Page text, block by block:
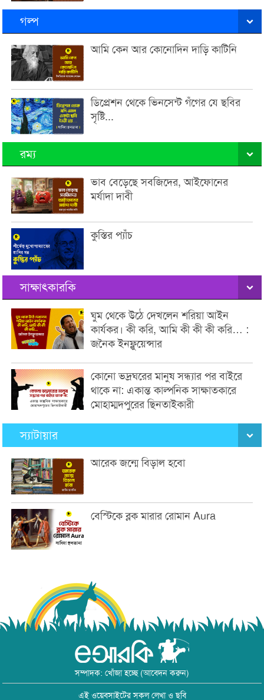
গল্প
আমি কেন আর কোনোদিন দাড়ি কাটিনি
ডিপ্রেশন থেকে ভিনসেন্ট গঁগের যে ছবির
সৃষ্টি...
রম্য
ভাব বেড়েছে সবজিদের, আইফোনের
মর্যাদা দাবী
কুস্তির প্যাঁচ
সাক্ষাৎকারকি
ঘুম থেকে উঠে দেখলেন শরিয়া আইন
কার্যকর। কী করি, আমি কী কী কী করি… :
জনৈক ইনফ্লুয়েন্সার
কোনো ভদ্রঘরের মানুষ সন্ধ্যার পর বাইরে
থাকে না: একান্ত কাল্পনিক সাক্ষাতকারে
মোহাম্মদপুরের ছিনতাইকারী
স্যাটায়ার
আরেক জন্মে বিড়াল হবো
বেস্টিকে ব্লক মারার রোমান Aura
সম্পাদক: খোঁজা হচ্ছে (আবেদন করুন)
এই ওয়েবসাইটের সকল লেখা ও ছবি